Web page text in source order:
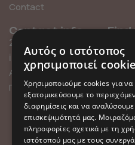
Contact
Contact info
211 0101119
info@millefleurs.gr
Αγίου Αλεξάνδρου 69,
Παλαιό Φάληρο
Find
Αυτός ο ιστότοπος
χρησιμοποιεί
Χρησιμοποιούμε cookies για να
εξατομικεύσουμε το
διαφημίσεις και να
επισκεψιμότητά μας.
πληροφορίες σχετικά με τη
ιστότοπού μας με τους